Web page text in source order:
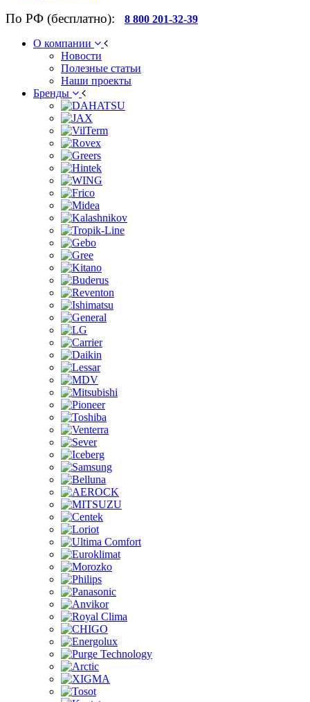
По РФ (бесплатно): 8 800 201-32-39
О компании
Новости
Полезные статьи
Наши проекты
Бренды